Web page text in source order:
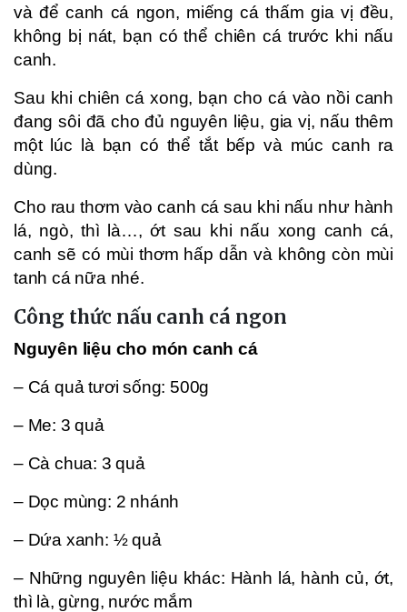
và để canh cá ngon, miếng cá thấm gia vị đều,
không bị nát, bạn có thể chiên cá trước khi nấu
canh.
Sau khi chiên cá xong, bạn cho cá vào nồi canh
đang sôi đã cho đủ nguyên liệu, gia vị, nấu thêm
một lúc là bạn có thể tắt bếp và múc canh ra
dùng.
Cho rau thơm vào canh cá sau khi nấu như hành
lá, ngò, thì là…, ớt sau khi nấu xong canh cá,
canh sẽ có mùi thơm hấp dẫn và không còn mùi
tanh cá nữa nhé.
Công thức nấu canh cá ngon
Nguyên liệu cho món canh cá
– Cá quả tươi sống: 500g
– Me: 3 quả
– Cà chua: 3 quả
– Dọc mùng: 2 nhánh
– Dứa xanh: ½ quả
– Những nguyên liệu khác: Hành lá, hành củ, ớt,
thì là, gừng, nước mắm